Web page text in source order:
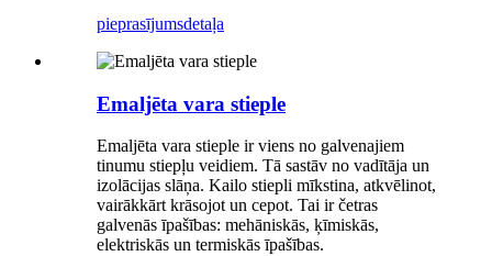
pieprasījumsdetaļa
Emaljēta vara stieple
Emaljēta vara stieple ir viens no galvenajiem
tinumu stiepļu veidiem. Tā sastāv no vadītāja un
izolācijas slāņa. Kailo stiepli mīkstina, atkvēlinot,
vairākkārt krāsojot un cepot. Tai ir četras
galvenās īpašības: mehāniskās, ķīmiskās,
elektriskās un termiskās īpašības.